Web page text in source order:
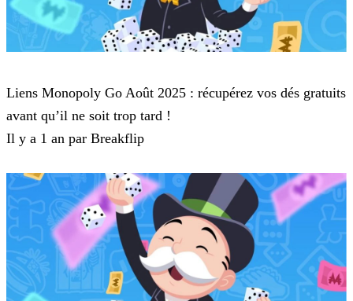
Liens Monopoly Go Août 2025 : récupérez vos dés gratuits
avant qu’il ne soit trop tard !
Il y a 1 an par Breakflip